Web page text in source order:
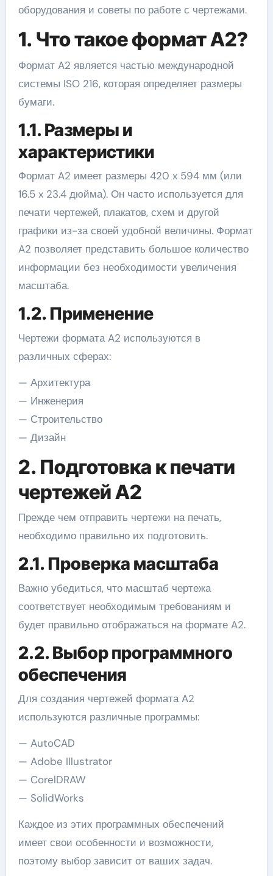
оборудования и советы по работе с чертежами.
1. Что такое формат A2?
Формат A2 является частью международной
системы ISO 216, которая определяет размеры
бумаги.
1.1. Размеры и
характеристики
Формат A2 имеет размеры 420 x 594 мм (или
16.5 x 23.4 дюйма). Он часто используется для
печати чертежей, плакатов, схем и другой
графики из-за своей удобной величины. Формат
A2 позволяет представить большое количество
информации без необходимости увеличения
масштаба.
1.2. Применение
Чертежи формата A2 используются в
различных сферах:
— Архитектура
— Инженерия
— Строительство
— Дизайн
2. Подготовка к печати
чертежей A2
Прежде чем отправить чертежи на печать,
необходимо правильно их подготовить.
2.1. Проверка масштаба
Важно убедиться, что масштаб чертежа
соответствует необходимым требованиям и
будет правильно отображаться на формате A2.
2.2. Выбор программного
обеспечения
Для создания чертежей формата A2
используются различные программы:
— AutoCAD
— Adobe Illustrator
— CorelDRAW
— SolidWorks
Каждое из этих программных обеспечений
имеет свои особенности и возможности,
поэтому выбор зависит от ваших задач.